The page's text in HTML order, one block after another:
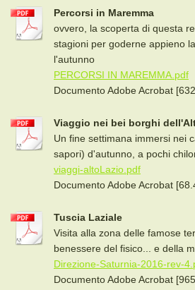
Percorsi in Maremma
ovvero, la scoperta di questa
stagioni per goderne appieno
l'autunno
PERCORSI IN MAREMMA.pdf
Documento Adobe Acrobat
Viaggio nei bei borghi
Un fine settimana immersi nei
sapori) d'autunno, a pochi
viaggi-altoLazio.pdf
Documento Adobe Acrobat
Tuscia Laziale
Visita alla zona delle famose
benessere del fisico... e della
Direzione-Saturnia-2016-rev-
Documento Adobe Acrobat